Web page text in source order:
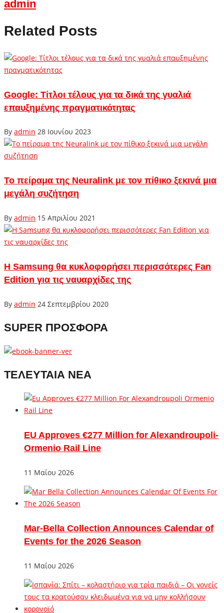
admin
Related Posts
Google: Τίτλοι τέλους για τα δικά της γυαλιά
επαυξημένης πραγματικότητας
By admin 28 Ιουνίου 2023
To πείραμα της Neuralink με τον πίθικο ξεκινά μια
μεγάλη συζήτηση
By admin 15 Απριλίου 2021
Η Samsung θα κυκλοφορήσει περισσότερες Fan
Edition για τις ναυαρχίδες της
By admin 24 Σεπτεμβρίου 2020
SUPER ΠΡΟΣΦΟΡΑ
ΤΕΛΕΥΤΑΙΑ ΝΕΑ
EU Approves €277 Million for Alexandroupoli-
Ormenio Rail Line
11 Μαΐου 2026
Mar-Bella Collection Announces Calendar of
Events for the 2026 Season
11 Μαΐου 2026